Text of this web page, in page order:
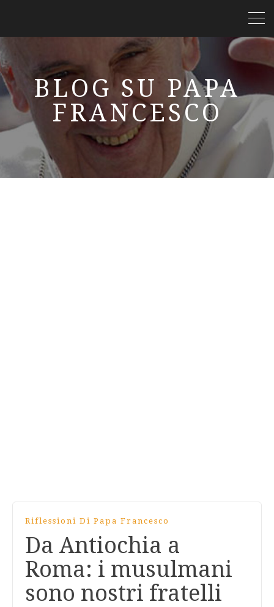
BLOG SU PAPA
FRANCESCO
Riflessioni Di Papa Francesco
Da Antiochia a
Roma: i musulmani
sono nostri fratelli